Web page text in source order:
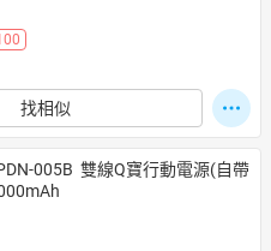
找相似
005B  雙線Q寶行動電源(自帶